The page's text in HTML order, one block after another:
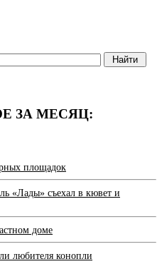
ЗА МЕСЯЦ:
площадок
«Лады» съехал в кювет и
доме
любителя конопли